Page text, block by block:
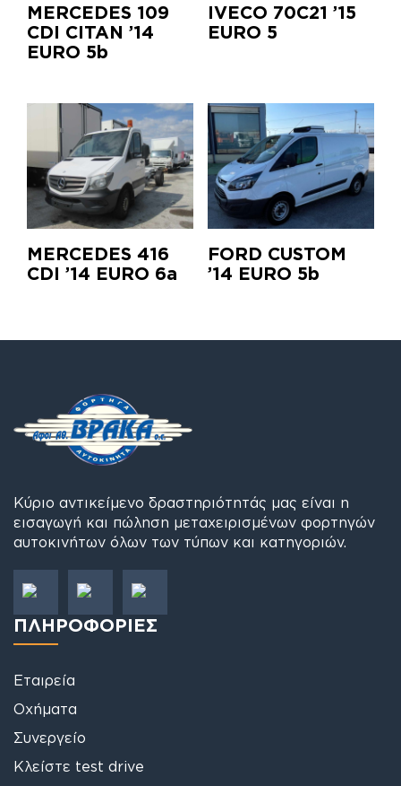
MERCEDES 109
CDI CITAN ’14
EURO 5b
IVECO 70C21 ’15
EURO 5
MERCEDES 416
CDI ’14 EURO 6a
FORD CUSTOM
’14 EURO 5b
Κύριο αντικείμενο δραστηριότητάς μας είναι η
εισαγωγή και πώληση μεταχειρισμένων φορτηγών
αυτοκινήτων όλων των τύπων και κατηγοριών.
ΠΛΗΡΟΦΟΡΙΕΣ
Εταιρεία
Οχήματα
Συνεργείο
Κλείστε test drive